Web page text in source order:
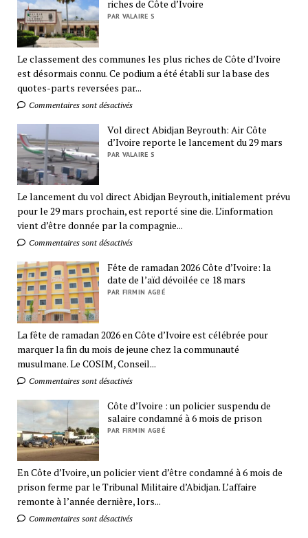
riches de Côte d’Ivoire
PAR VALAIRE S
Le classement des communes les plus riches de Côte d’Ivoire
est désormais connu. Ce podium a été établi sur la base des
quotes-parts reversées par...
Commentaires sont désactivés
Vol direct Abidjan Beyrouth: Air Côte
d’Ivoire reporte le lancement du 29 mars
PAR VALAIRE S
Le lancement du vol direct Abidjan Beyrouth, initialement prévu
pour le 29 mars prochain, est reporté sine die. L’information
vient d’être donnée par la compagnie...
Commentaires sont désactivés
Fête de ramadan 2026 Côte d’Ivoire: la
date de l’aïd dévoilée ce 18 mars
PAR FIRMIN AGBÉ
La fête de ramadan 2026 en Côte d’Ivoire est célébrée pour
marquer la fin du mois de jeune chez la communauté
musulmane. Le COSIM, Conseil...
Commentaires sont désactivés
Côte d’Ivoire : un policier suspendu de
salaire condamné à 6 mois de prison
PAR FIRMIN AGBÉ
En Côte d’Ivoire, un policier vient d’être condamné à 6 mois de
prison ferme par le Tribunal Militaire d’Abidjan. L’affaire
remonte à l’année dernière, lors...
Commentaires sont désactivés